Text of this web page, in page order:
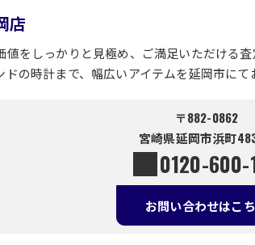
店
値をしっかりと見極め、ご満足いただける
ドの時計まで、幅広いアイテムを延岡市にて
〒882-0862
宮崎県延岡市浜町
0120-600-
お問い合わせはこ